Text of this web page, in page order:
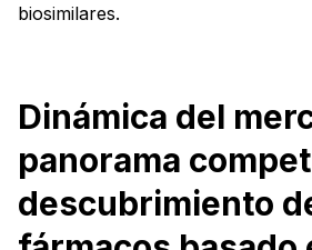
biosimilares.
Dinámica del
panorama
descubrimiento